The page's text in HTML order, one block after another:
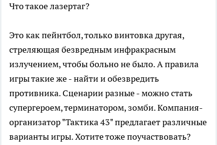
Что такое лазертаг?
Это как пейнтбол, только винтовка другая,
стреляющая безвредным инфракрасным
излучением, чтобы больно не было. А правила
игры такие же - найти и обезвредить
противника. Сценарии разные - можно стать
супергероем, терминатором, зомби. Компания-
организатор "Тактика 43" предлагает различные
варианты игры. Хотите тоже поучаствовать?